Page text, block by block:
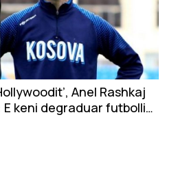
Anel Rashkaj
keni degraduar futbollin